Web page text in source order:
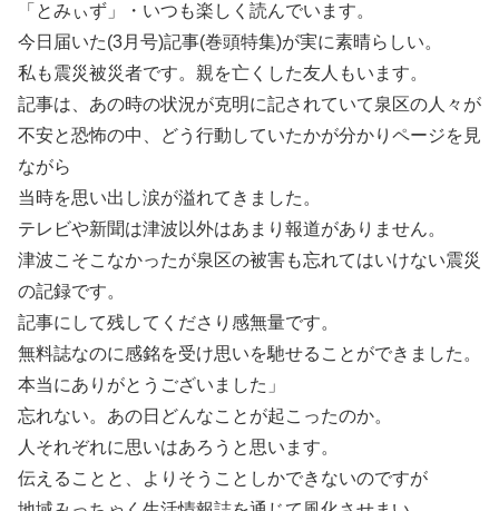
「とみぃず」・いつも楽しく読んでいます。
今日届いた(3月号)記事(巻頭特集)が実に素晴らしい。
私も震災被災者です。親を亡くした友人もいます。
記事は、あの時の状況が克明に記されていて泉区の人々が
不安と恐怖の中、どう行動していたかが分かりページを見
ながら
当時を思い出し涙が溢れてきました。
テレビや新聞は津波以外はあまり報道がありません。
津波こそこなかったが泉区の被害も忘れてはいけない震災
の記録です。
記事にして残してくださり感無量です。
無料誌なのに感銘を受け思いを馳せることができました。
本当にありがとうございました」
忘れない。あの日どんなことが起こったのか。
人それぞれに思いはあろうと思います。
伝えることと、よりそうことしかできないのですが